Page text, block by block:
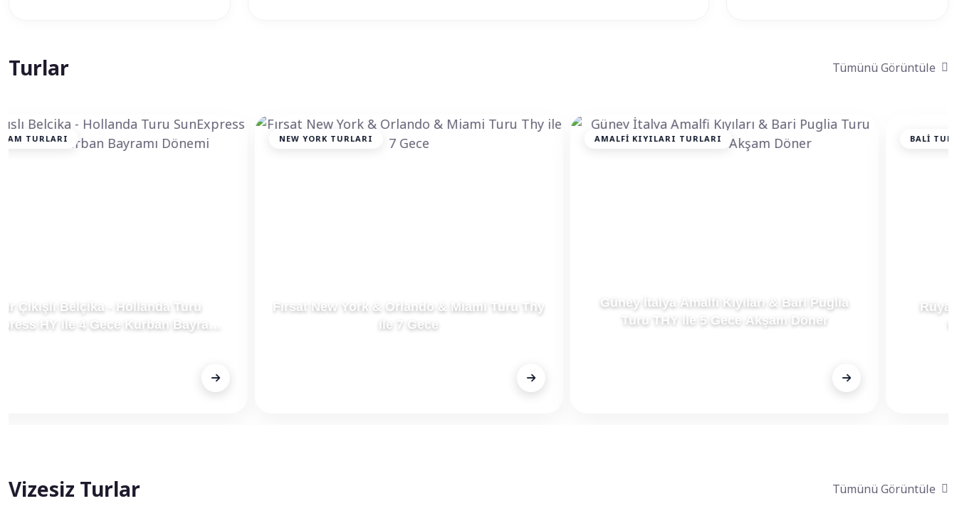
Turlar Tümünü Görüntüle
NEW YORK TURLARI
Fırsat New York & Orlando & Miami Turu Thy
ile 7 Gece
AMALFI KIYILARI TURLARI
Güney İtalya Amalfi Kıyıları & Bari Puglia
Turu THY ile 5 Gece Akşam Döner
BALI TURLARI
Rüya Ada Bali Ubud Turu Qatar HY ile 5
Gece Kurban Bayramı Dönemi
Vizesiz Turlar Tümünü Görüntüle